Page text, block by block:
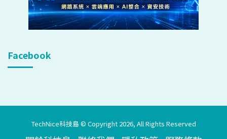
Facebook
TechNice科技島 © Copyright 2026, All Rights Reserved